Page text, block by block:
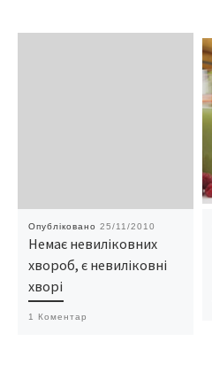
Опубліковано 25/11/2010
Немає невиліковних
хвороб, є невиліковні
хворі
1 Коментар